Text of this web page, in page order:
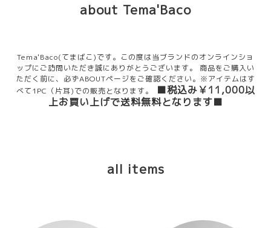
about Tema'Baco
Tema'Baco(てまばこ)です。 この度は当ブランドのオンラインショ
ップにご訪問いただき誠にありがとうございます。
商品をご購入い
ただく前に、必ずABOUTページをご確認ください。 ※アイテムはす
べて1PC（片耳)での販売となります。
■税込み￥11,000以
上お買い上げで送料無料となります■
all items